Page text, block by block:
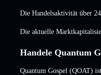
Die Handelsaktivität über
Die aktuelle
Handele Quantum
Quantum Gospel (QOAT)